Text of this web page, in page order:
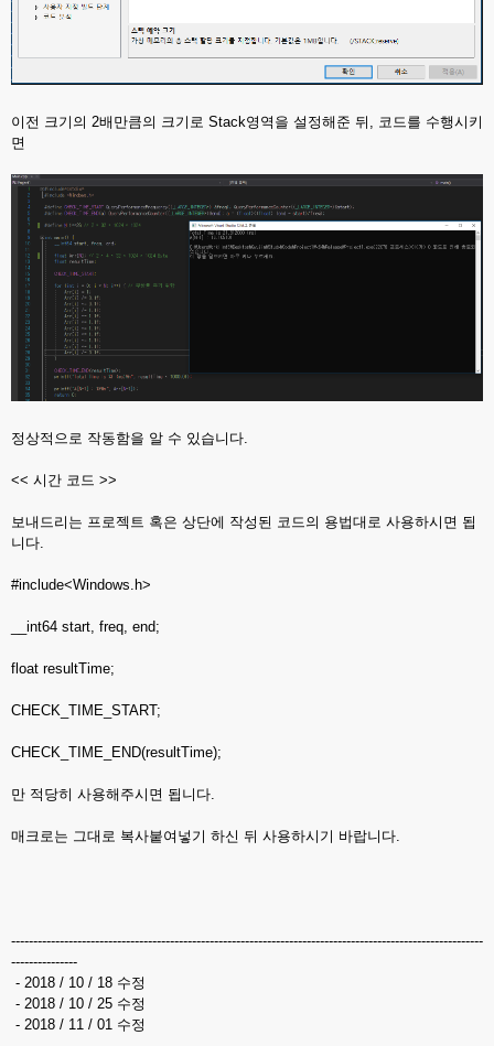
이전 크기의 2배만큼의 크기로 Stack영역을 설정해준 뒤, 코드를 수행시키
면
정상적으로 작동함을 알 수 있습니다.
<< 시간 코드 >>
보내드리는 프로젝트 혹은 상단에 작성된 코드의 용법대로 사용하시면 됩
니다.
#include<Windows.h>
__int64 start, freq, end;
float resultTime;
CHECK_TIME_START;
CHECK_TIME_END(resultTime);
만 적당히 사용해주시면 됩니다.
매크로는 그대로 복사붙여넣기 하신 뒤 사용하시기 바랍니다.
-----------------------------------------------------------------------------------------------------------
---------------
- 2018 / 10 / 18 수정
- 2018 / 10 / 25 수정
- 2018 / 11 / 01 수정